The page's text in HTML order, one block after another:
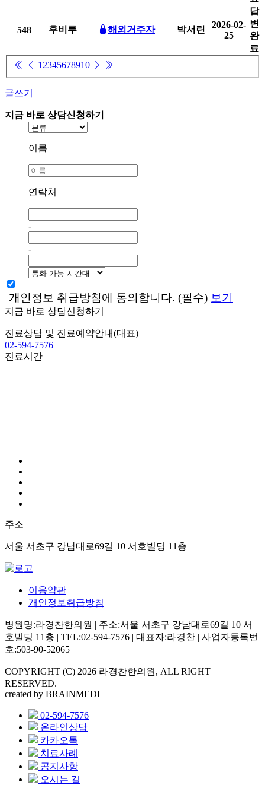
548 후비루 해외거주자 박서린
2026-02-
25
답
변
완
료
1 2345678910
글쓰기
지금 바로 상담신청하기
이름
연락처
-
-
개인정보 취급방침에 동의합니다. (필수) 보기
지금 바로 상담신청하기
진료상담 및 진료예약안내(대표)
02-594-7576
진료시간
주소
서울 서초구 강남대로69길 10 서호빌딩 11층
이용약관
개인정보취급방침
병원명:라경찬한의원 | 주소:서울 서초구 강남대로69길 10 서
호빌딩 11층 | TEL:02-594-7576 | 대표자:라경찬 | 사업자등록번
호:503-90-52065
COPYRIGHT (C) 2026 라경찬한의원, ALL RIGHT
RESERVED.
created by BRAINMEDI
02-594-7576
온라인상담
카카오톡
치료사례
공지사항
오시는 길